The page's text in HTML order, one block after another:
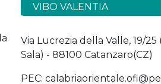
VIBO VALENTIA
Via Lucrezia della Valle, 19/
Sala) - 88100 Catanzaro(CZ)
PEC: